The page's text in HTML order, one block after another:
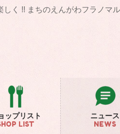
く !! まちのえんがわフラノマ
ップリスト
LIST
ニュース
NEWS